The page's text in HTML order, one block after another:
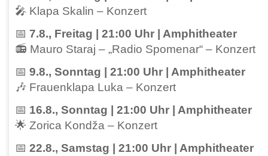
🎤 Klapa Skalin – Konzert
📅 7.8., Freitag | 21:00 Uhr | Amphitheater
📻 Mauro Staraj – „Radio Spomenar“ – Konzert
📅 9.8., Sonntag | 21:00 Uhr | Amphitheater
🎶 Frauenklapa Luka – Konzert
📅 16.8., Sonntag | 21:00 Uhr | Amphitheater
🌟 Zorica Kondža – Konzert
📅 22.8., Samstag | 21:00 Uhr | Amphitheater